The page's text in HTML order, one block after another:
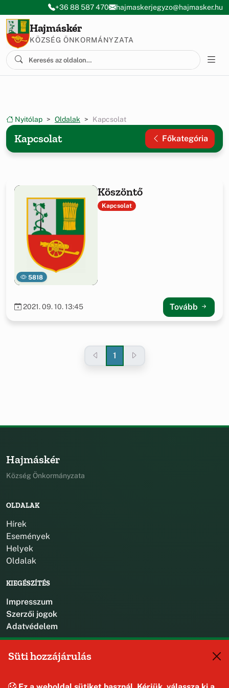
Ugrás a menüre
Ugrás a tartalomra
+36 88 587 470 hajmaskerjegyzo@hajmasker.hu
Hajmáskér
KÖZSÉG ÖNKORMÁNYZATA
Nyitólap Oldalak Kapcsolat
Kapcsolat Főkategória
5818
Köszöntő
Kapcsolat
2021. 09. 10. 13:45 Tovább
1
Hajmáskér
Község Önkormányzata
OLDALAK
Hírek
Események
Helyek
Oldalak
KIEGÉSZÍTÉS
Impresszum
Szerzői jogok
Adatvédelem
Süti hozzájárulás